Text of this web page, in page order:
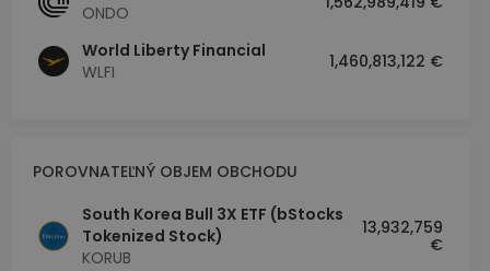
ONDO
World Liberty Financial
WLFI
1,460,813,122 €
POROVNATEĽNÝ OBJEM OBCHODU
South Korea Bull 3X ETF (bStocks
Tokenized Stock)
KORUB
13,932,759
€